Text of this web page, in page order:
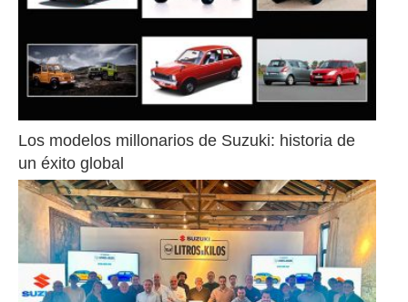
Los modelos millonarios de Suzuki: historia de
un éxito global